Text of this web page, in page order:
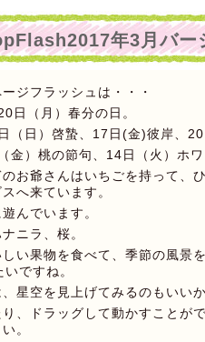
年3月バー
ジフラッシュは・・・
日（月）春分の日。
（日）啓蟄、17日(金)彼岸、
金）桃の節句、14日（火）ホ
お爺さんはいちごを持って、
へ来ています。
んでいます。
ニラ、桜。
い果物を食べて、季節の風景
ですね。
星空を見上げてみるのもいい
、ドラッグして動かすことが
。